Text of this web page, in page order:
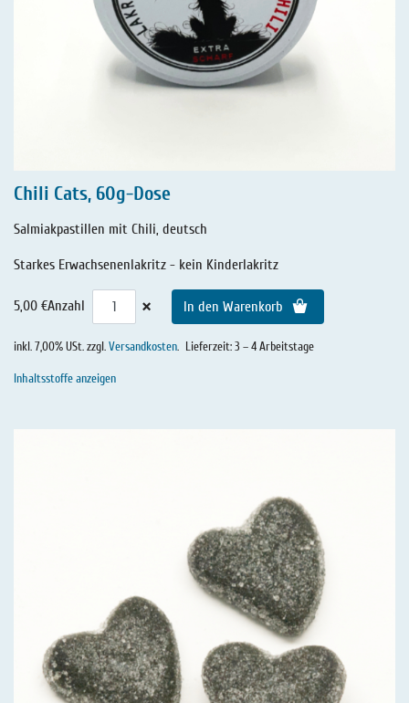
Chili Cats, 60g-Dose
Salmiakpastillen mit Chili, deutsch
Starkes Erwachsenenlakritz - kein Kinderlakritz
5,00 €Anzahl × In den Warenkorb
inkl. 7,00% USt. zzgl.Versandkosten. Lieferzeit: 3 – 4 Arbeitstage
Inhaltsstoffe anzeigen